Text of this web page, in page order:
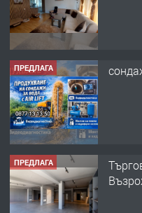
ПРЕДЛАГА
ПРЕДЛАГА